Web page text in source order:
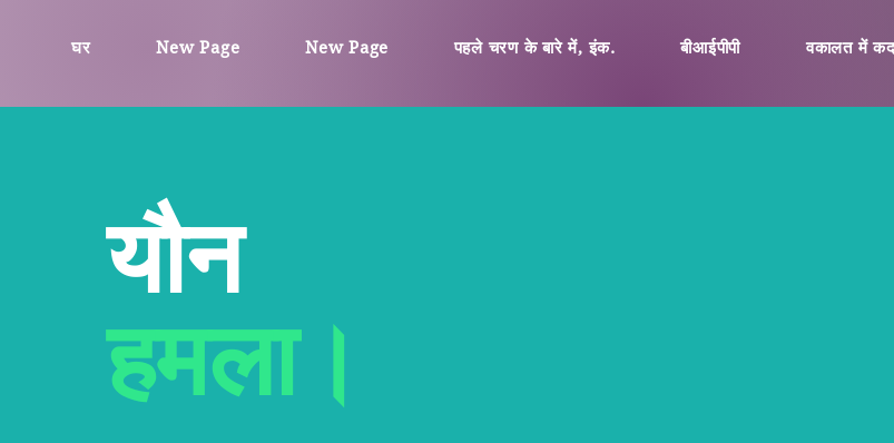
घर New Page New Page पहले चरण के बारे में, इंक. बीआईपीपी वकालत में
यौन
हमला।